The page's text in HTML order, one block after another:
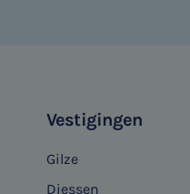
Vestigingen
Gilze
Diessen